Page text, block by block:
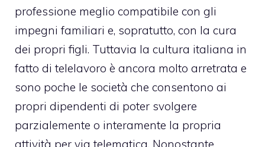
professione meglio compatibile con gli
impegni familiari e, sopratutto, con la cura
dei propri figli. Tuttavia la cultura italiana in
fatto di telelavoro è ancora molto arretrata e
sono poche le società che consentono ai
propri dipendenti di poter svolgere
parzialemente o interamente la propria
attività per via telematica. Nonostante